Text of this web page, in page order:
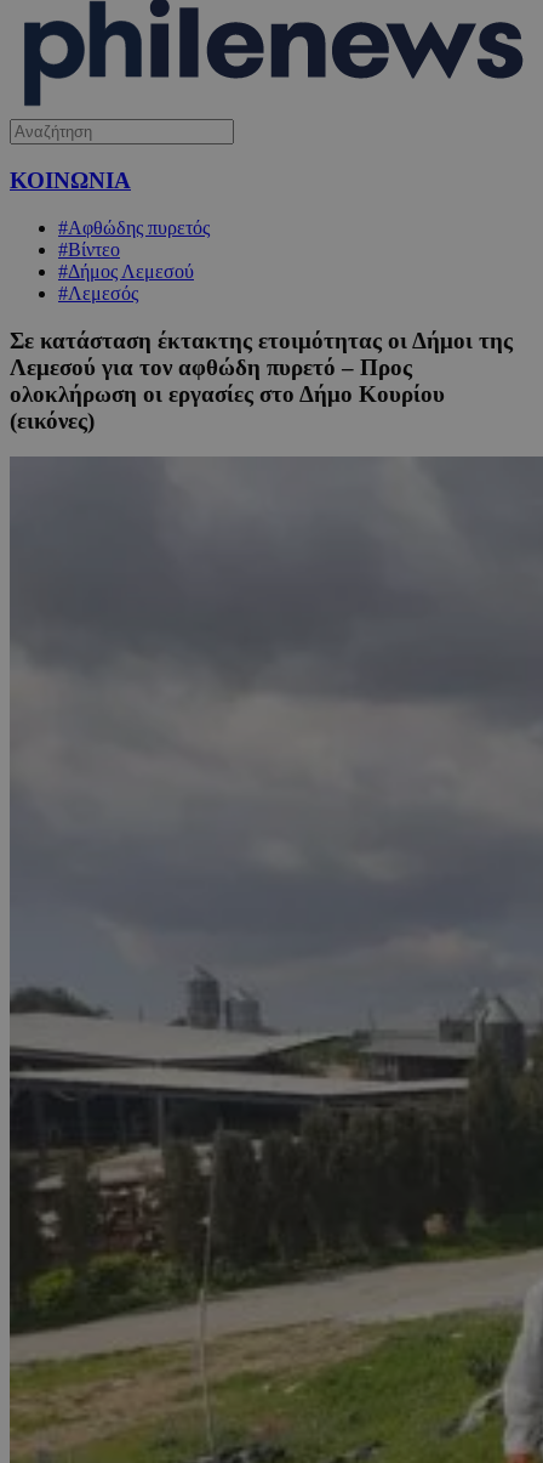
ΚΟΙΝΩΝΙΑ
#Αφθώδης πυρετός
#Βίντεο
#Δήμος Λεμεσού
#Λεμεσός
Σε κατάσταση έκτακτης ετοιμότητας οι Δήμοι της
Λεμεσού για τον αφθώδη πυρετό – Προς
ολοκλήρωση οι εργασίες στο Δήμο Κουρίου
(εικόνες)